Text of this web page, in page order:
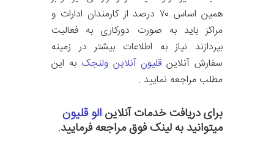
همین اساس ۷۰ درصد از کارمندان ادارات و
مراکز باید به صورت دورکاری به فعالیت
بپردازند نیاز به اطلاعات بیشتر در زمینه
سفارش آنلاین قلیون آنلاین ولنجک به این
مطلب مراجعه نمایید .
برای دریافت خدمات آنلاینالو قلیون
میتوانید به لینک فوق مراجعه فرمایید.